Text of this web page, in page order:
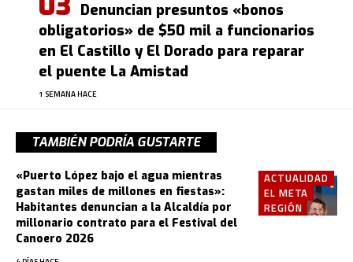
Denuncian presuntos «bonos
obligatorios» de $50 mil a funcionarios
en El Castillo y El Dorado para reparar
el puente La Amistad
1 SEMANA HACE
TAMBIÉN PODRÍA GUSTARTE
ACTUALIDAD
EL META
REGIÓN
«Puerto López bajo el agua mientras
gastan miles de millones en fiestas»:
Habitantes denuncian a la Alcaldía por
millonario contrato para el Festival del
Canoero 2026